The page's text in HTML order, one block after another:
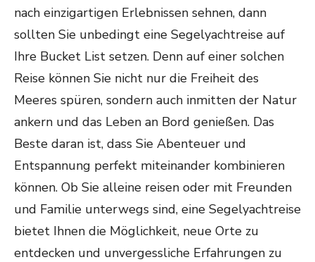
nach einzigartigen Erlebnissen sehnen, dann
sollten Sie unbedingt eine Segelyachtreise auf
Ihre Bucket List setzen. Denn auf einer solchen
Reise können Sie nicht nur die Freiheit des
Meeres spüren, sondern auch inmitten der Natur
ankern und das Leben an Bord genießen. Das
Beste daran ist, dass Sie Abenteuer und
Entspannung perfekt miteinander kombinieren
können. Ob Sie alleine reisen oder mit Freunden
und Familie unterwegs sind, eine Segelyachtreise
bietet Ihnen die Möglichkeit, neue Orte zu
entdecken und unvergessliche Erfahrungen zu